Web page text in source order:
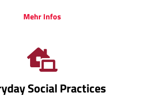
Mehr Infos
Social Practices